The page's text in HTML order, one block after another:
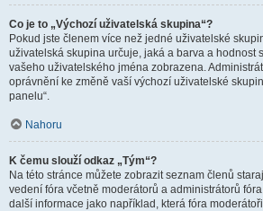
Co je to „Výchozí uživatelská skupina“?
Pokud jste členem více než jedné uživatelské
uživatelská skupina určuje, jaká a barva a hodnost
vašeho uživatelského jména zobrazena.
oprávnění ke změně vaší výchozí uživatelské
panelu“.
Nahoru
K čemu slouží odkaz „Tým“?
Na této stránce můžete zobrazit seznam členů
vedení fóra včetně moderátorů a administrátorů
další informace jako například, která fóra